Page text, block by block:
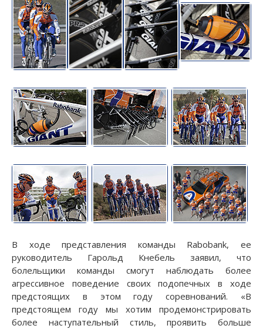
В ходе представления команды Rabobank, ее
руководитель Гарольд Кнебель заявил, что
болельщики команды смогут наблюдать более
агрессивное поведение своих подопечных в ходе
предстоящих в этом году соревнований. «В
предстоящем году мы хотим продемонстрировать
более наступательный стиль, проявить больше